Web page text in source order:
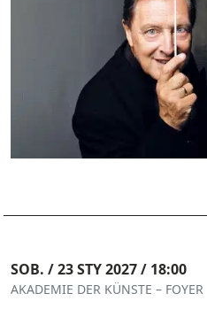
SOB. / 23 STY 2027 / 18:00
AKADEMIE DER KÜNSTE – FOYER